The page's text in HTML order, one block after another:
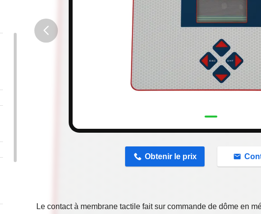
Obtenir le prix
Le contact à membrane tactile fait sur commande de dôme en